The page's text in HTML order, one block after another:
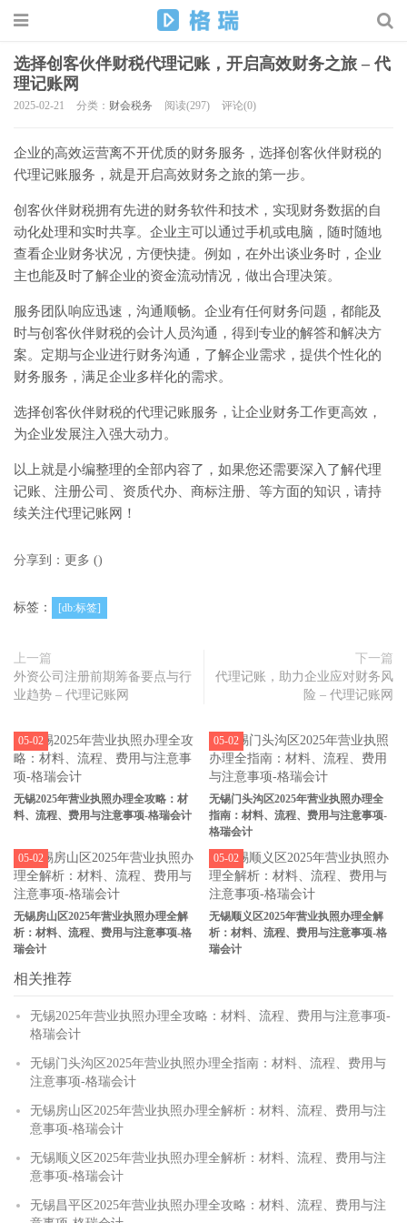
选择创客伙伴财税代理记账，开启高效财务之旅 – 代
理记账网
2025-02-21 分类： 财会税务 阅读(297) 评论(0)
企业的高效运营离不开优质的财务服务，选择创客伙伴财税的
代理记账服务，就是开启高效财务之旅的第一步。
创客伙伴财税拥有先进的财务软件和技术，实现财务数据的自
动化处理和实时共享。企业主可以通过手机或电脑，随时随地
查看企业财务状况，方便快捷。例如，在外出谈业务时，企业
主也能及时了解企业的资金流动情况，做出合理决策。
服务团队响应迅速，沟通顺畅。企业有任何财务问题，都能及
时与创客伙伴财税的会计人员沟通，得到专业的解答和解决方
案。定期与企业进行财务沟通，了解企业需求，提供个性化的
财务服务，满足企业多样化的需求。
选择创客伙伴财税的代理记账服务，让企业财务工作更高效，
为企业发展注入强大动力。
以上就是小编整理的全部内容了，如果您还需要深入了解代理
记账、注册公司、资质代办、商标注册、等方面的知识，请持
续关注代理记账网！
分享到： 更多 ()
标签： [db:标签]
上一篇
外资公司注册前期筹备要点与行
业趋势 – 代理记账网
下一篇
代理记账，助力企业应对财务风
险 – 代理记账网
无锡2025年营业执照办理全攻略：材
料、流程、费用与注意事项-格瑞会计
05-02
无锡门头沟区2025年营业执照办理全
指南：材料、流程、费用与注意事项-
格瑞会计
05-02
无锡房山区2025年营业执照办理全解
析：材料、流程、费用与注意事项-格
瑞会计
05-02
无锡顺义区2025年营业执照办理全解
析：材料、流程、费用与注意事项-格
瑞会计
05-02
相关推荐
无锡2025年营业执照办理全攻略：材料、流程、费用与注意事项-
格瑞会计
无锡门头沟区2025年营业执照办理全指南：材料、流程、费用与
注意事项-格瑞会计
无锡房山区2025年营业执照办理全解析：材料、流程、费用与注
意事项-格瑞会计
无锡顺义区2025年营业执照办理全解析：材料、流程、费用与注
意事项-格瑞会计
无锡昌平区2025年营业执照办理全攻略：材料、流程、费用与注